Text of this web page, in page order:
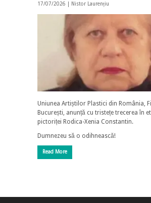
17/07/2026 | Nistor Laurențiu
Uniunea Artiștilor Plastici din România,
București, anunță cu tristețe trecerea în
pictoriței Rodica-Xenia Constantin.
Dumnezeu să o odihnească!
Read More